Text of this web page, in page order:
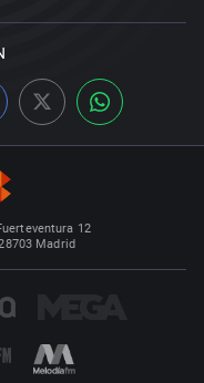
12
Madrid